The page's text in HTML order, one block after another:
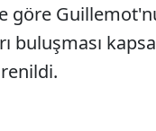
göre
buluşması